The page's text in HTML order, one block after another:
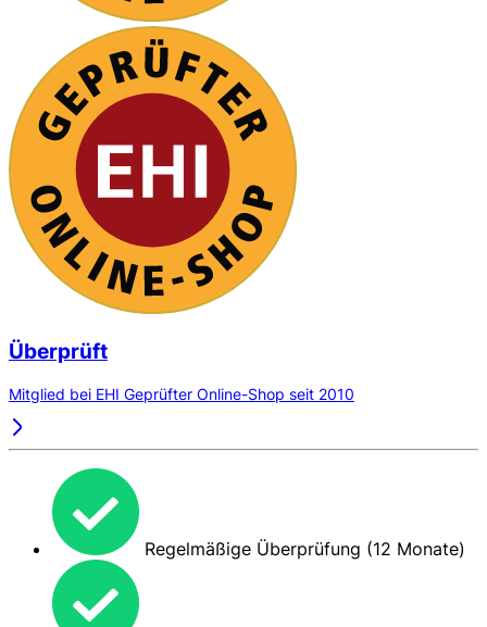
Überprüft
Mitglied bei EHI Geprüfter Online-Shop seit 2010
Regelmäßige Überprüfung (12 Monate)